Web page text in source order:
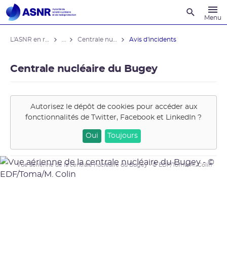
Menu
Avis d'incidents
Centrale nucléaire du Bugey
Autorisez le dépôt de cookies pour accéder aux
fonctionnalités de Twitter, Facebook et LinkedIn ?
Oui Toujours
Vue aérienne de la centrale nucléaire du Bugey - © EDF/Toma/M. Colin